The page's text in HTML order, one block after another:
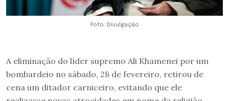
Foto: Divulgação
A eliminação do líder supremo Ali Khamenei por um
bombardeio no sábado, 28 de fevereiro, retirou de
cena um ditador carniceiro, evitando que ele